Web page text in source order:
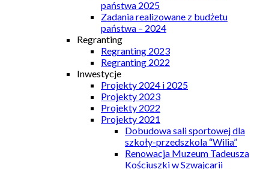
państwa 2025
Zadania realizowane z budżetu
państwa – 2024
Regranting
Regranting 2023
Regranting 2022
Inwestycje
Projekty 2024 i 2025
Projekty 2023
Projekty 2022
Projekty 2021
Dobudowa sali sportowej dla
szkoły-przedszkola “Wilia”
Renowacja Muzeum Tadeusza
Kościuszki w Szwajcarii